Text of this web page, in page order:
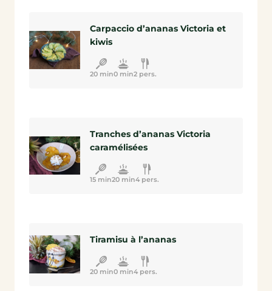
Carpaccio d’ananas Victoria et
kiwis
20 min0 min2 pers.
Tranches d’ananas Victoria
caramélisées
15 min20 min4 pers.
Tiramisu à l’ananas
20 min0 min4 pers.